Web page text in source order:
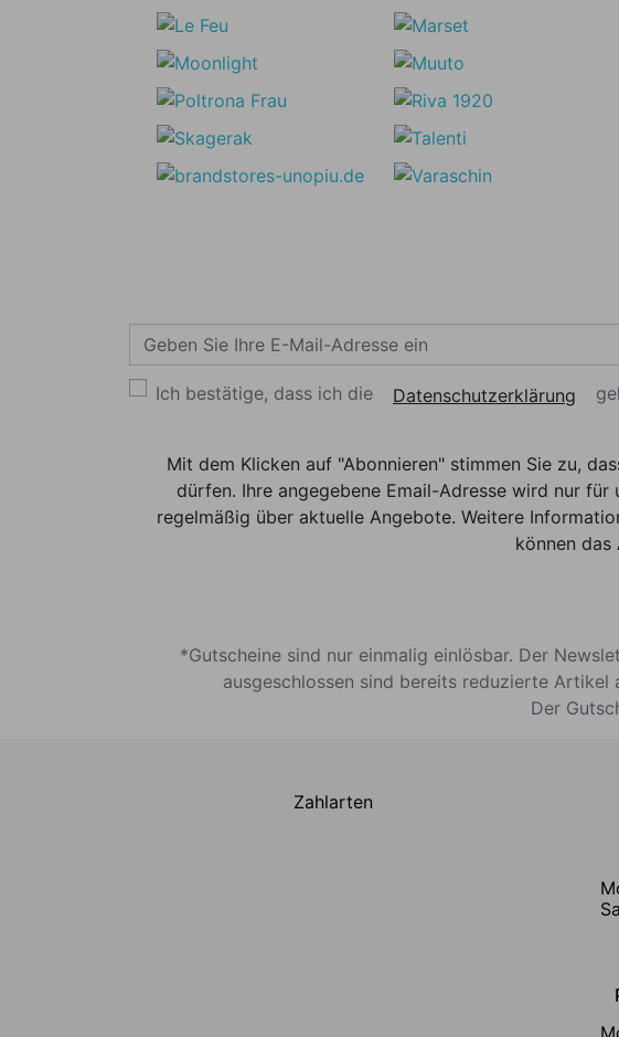
Ich bestätige, dass ich die Datenschutzerklärung
Mit dem Klicken auf "Abonnieren" stimmen Sie zu,
dürfen. Ihre angegebene Email-Adresse wird nur
regelmäßig über aktuelle Angebote. Weitere
können
*Gutscheine sind nur einmalig einlösbar. Der
ausgeschlossen sind bereits reduzierte Artikel
Der
Zahlarten